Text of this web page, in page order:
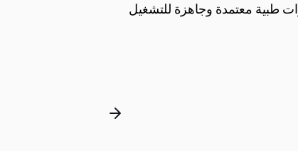
طبية معتمدة وجاهزة للتشغيل